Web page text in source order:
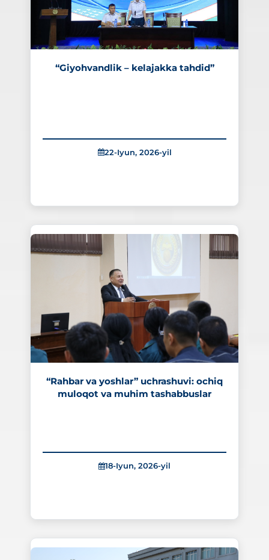
“Giyohvandlik – kelajakka tahdid”
22-Iyun, 2026-yil
“Rahbar va yoshlar” uchrashuvi: ochiq
muloqot va muhim tashabbuslar
18-Iyun, 2026-yil